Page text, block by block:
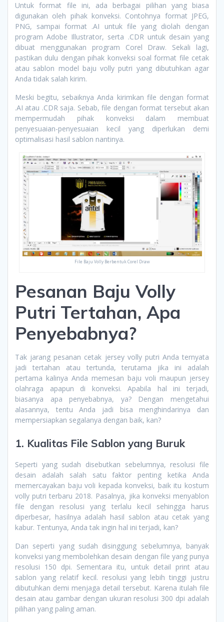
Untuk format file ini, ada berbagai pilihan yang biasa
digunakan oleh pihak konveksi. Contohnya format JPEG,
PNG, sampai format .AI untuk file yang diolah dengan
program Adobe Illustrator, serta .CDR untuk desain yang
dibuat menggunakan program Corel Draw. Sekali lagi,
pastikan dulu dengan pihak konveksi soal format file cetak
atau sablon model baju volly putri yang dibutuhkan agar
Anda tidak salah kirim.
Meski begitu, sebaiknya Anda kirimkan file dengan format
.AI atau .CDR saja. Sebab, file dengan format tersebut akan
mempermudah pihak konveksi dalam membuat
penyesuaian-penyesuaian kecil yang diperlukan demi
optimalisasi hasil sablon nantinya.
File Baju Volly Berbentuk Corel Draw
Pesanan Baju Volly
Putri Tertahan, Apa
Penyebabnya?
Tak jarang pesanan cetak jersey volly putri Anda ternyata
jadi tertahan atau tertunda, terutama jika ini adalah
pertama kalinya Anda memesan baju voli maupun jersey
olahraga apapun di konveksi. Apabila hal ini terjadi,
biasanya apa penyebabnya, ya? Dengan mengetahui
alasannya, tentu Anda jadi bisa menghindarinya dan
mempersiapkan segalanya dengan baik, kan?
1. Kualitas File Sablon yang Buruk
Seperti yang sudah disebutkan sebelumnya, resolusi file
desain adalah salah satu faktor penting ketika Anda
memercayakan baju voli kepada konveksi, baik itu kostum
volly putri terbaru 2018. Pasalnya, jika konveksi menyablon
file dengan resolusi yang terlalu kecil sehingga harus
diperbesar, hasilnya adalah hasil sablon atau cetak yang
kabur. Tentunya, Anda tak ingin hal ini terjadi, kan?
Dan seperti yang sudah disinggung sebelumnya, banyak
konveksi yang membolehkan desain dengan file yang punya
resolusi 150 dpi. Sementara itu, untuk detail print atau
sablon yang relatif kecil. resolusi yang lebih tinggi justru
dibutuhkan demi menjaga detail tersebut. Karena itulah file
desain atau gambar dengan ukuran resolusi 300 dpi adalah
pilihan yang paling aman.